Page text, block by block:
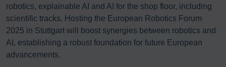
robotics, explainable AI and AI for the shop floor, including
scientific tracks. Hosting the European Robotics Forum
2025 in Stuttgart will boost synergies between robotics and
AI, establishing a robust foundation for future European
advancements.